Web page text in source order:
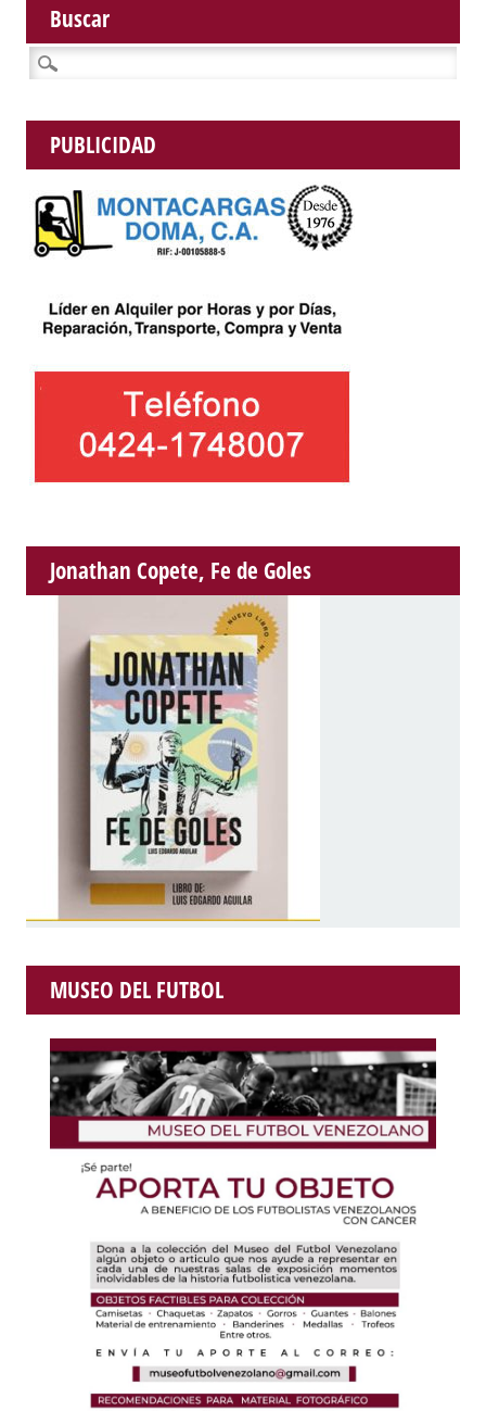
Buscar
Buscar:
PUBLICIDAD
Jonathan Copete, Fe de Goles
MUSEO DEL FUTBOL